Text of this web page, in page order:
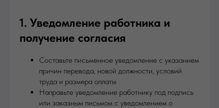
1. Уведомление работника и
получение согласия
Составьте письменное уведомление с указанием
причин перевода, новой должности, условий
труда и размера оплаты
Направьте уведомление работнику под подпись
или заказным письмом с уведомлением о